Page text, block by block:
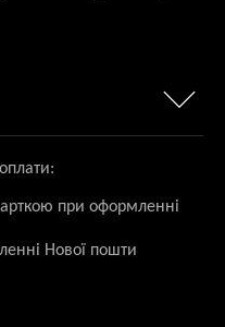
при оформленні
Нової пошти